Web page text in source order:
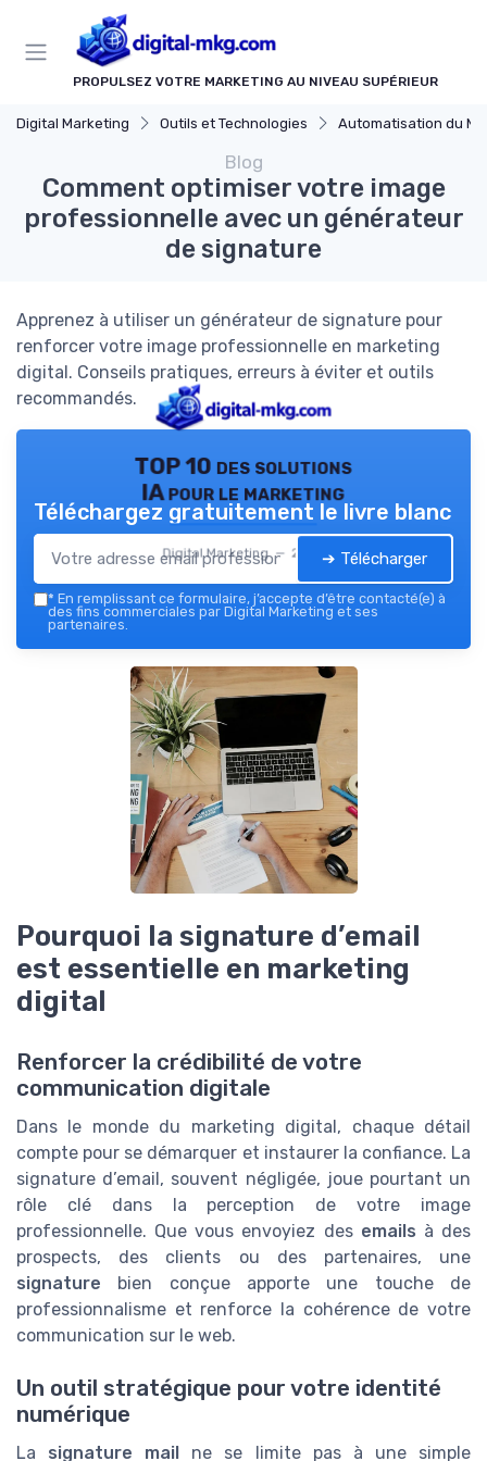
PROPULSEZ VOTRE MARKETING AU NIVEAU SUPÉRIEUR
Digital Marketing Outils et Technologies Automatisation du
Blog
Comment optimiser votre image
professionnelle avec un générateur
de signature
Apprenez à utiliser un générateur de signature pour
renforcer votre image professionnelle en marketing
digital. Conseils pratiques, erreurs à éviter et outils
recommandés.
TOP 10 des solutions
IA pour le marketing
Digital Marketing — 2026
Téléchargez gratuitement le livre blanc
➔ Télécharger
* En remplissant ce formulaire, j’accepte d’être contacté(e) à
des fins commerciales par Digital Marketing et ses
partenaires.
Pourquoi la signature d’email
est essentielle en marketing
digital
Renforcer la crédibilité de votre
communication digitale
Dans le monde du marketing digital, chaque détail
compte pour se démarquer et instaurer la confiance. La
signature d’email, souvent négligée, joue pourtant un
rôle clé dans la perception de votre image
professionnelle. Que vous envoyiez des emails à des
prospects, des clients ou des partenaires, une
signature bien conçue apporte une touche de
professionnalisme et renforce la cohérence de votre
communication sur le web.
Un outil stratégique pour votre identité
numérique
La signature mail
ne se limite pas à une simple
Panneau de gestion des cookies